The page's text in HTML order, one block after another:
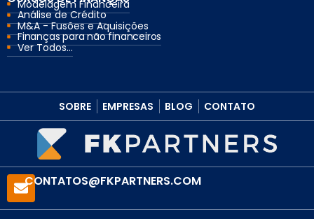
Modelagem Financeira
Análise de Crédito
M&A - Fusões e Aquisições
Finanças para não financeiros
Ver Todos...
SOBRE EMPRESAS BLOG CONTATO
CONTATOS@FKPARTNERS.COM